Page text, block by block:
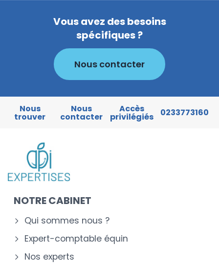
Vous avez des besoins
spécifiques ?
Nous contacter
Nous
trouver
Nous
contacter
Accès
privilégiés 0233773160
NOTRE CABINET
Qui sommes nous ?
Expert-comptable équin
Nos experts